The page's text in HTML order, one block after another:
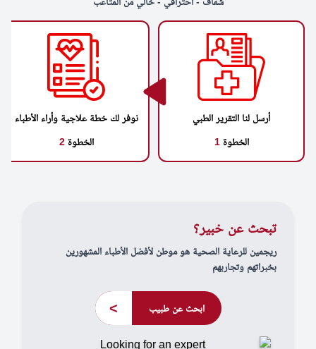
أرسل لنا التقرير الطبي
الخطوة1
نوفر لك خطة علاجية وأراء الأطباء
الخطوة2
تبحث عن خبير؟
ريجمين للرعاية الصحية هو موطن لأفضل الأطباء المشهورين
بخبراتهم وتجاربهم
ابحث عن طبيب >